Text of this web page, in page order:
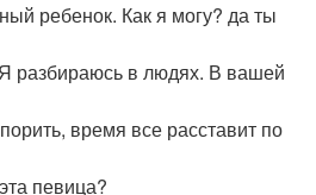
ребенок. Как я могу? да ты
разбираюсь в людях. В вашей
время все расставит по
певица?